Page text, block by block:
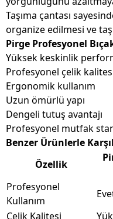
Taşıma çantası
organize edilmesi ve
Pirge Profesyonel
Yüksek keskinlik
Profesyonel çelik
Ergonomik kullanım
Uzun ömürlü yapı
Dengeli tutuş avantajı
Profesyonel mutfak
Benzer Ürünlerle
Özellik
Profesyonel
Kullanım
Çelik Kalitesi